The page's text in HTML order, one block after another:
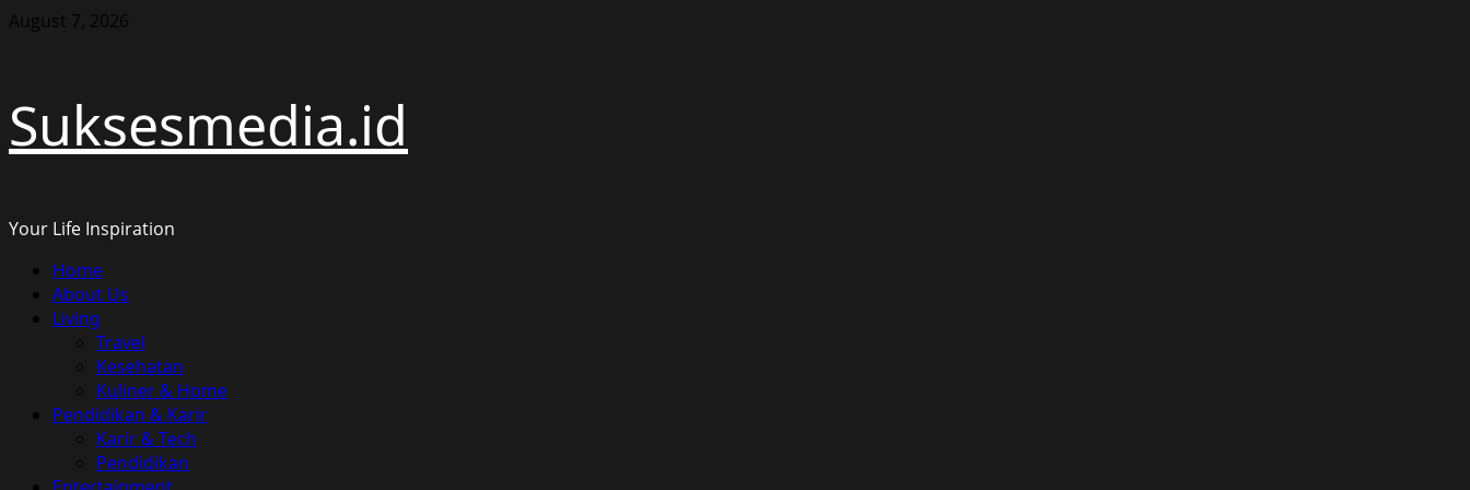
Skip
August 7, 2026
Suksesmedia.id
Your Life Inspiration
Primary
Menu
Home
About Us
Living
Travel
Kesehatan
Kuliner & Home
Pendidikan & Karir
Karir & Tech
Pendidikan